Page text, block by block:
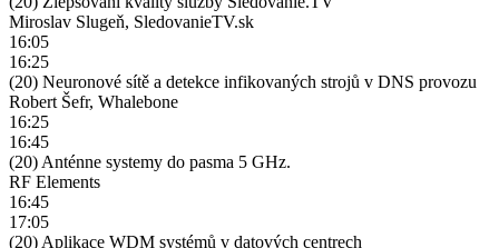
Miroslav Slugeň, SledovanieTV.sk
16:05
16:25
(20) Neuronové sítě a detekce infikovaných strojů v DNS provozu
Robert Šefr, Whalebone
16:25
16:45
(20) Anténne systemy do pasma 5 GHz.
RF Elements
16:45
17:05
(20) Aplikace WDM systémů v datových centrech